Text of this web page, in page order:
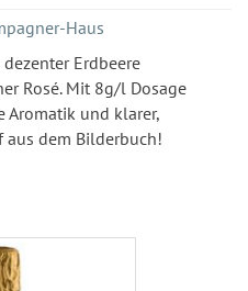
Haus
Erdbeere
Rosé. Mit 8g/l Dosage
Aromatik und klarer,
aus dem Bilderbuch!